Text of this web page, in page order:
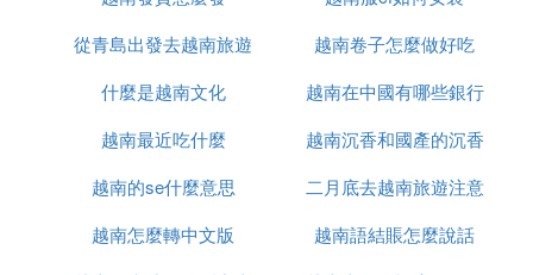
的士價格拼車十元一人，坐滿三到四人發
車，不拼車則三十元一輛車，車程大約三
辦理出入境手續：
在中國海關辦理出境手續。
越南和中國有一個小時的時差，越南關口
是早上七點到晚上十點。
出境後，在越南一側需要衛生檢測，並出
從青島出發去越南旅遊
怎麼辦
越南卷子怎麼做好吃
什麼是越南文化
越南在中國有哪些銀行
越南最近吃什麼
越南沉香和國產的沉香
什麼區別
越南的se什麼意思
二月底去越南旅遊注意
什麼
越南怎麼轉中文版
越南語結賬怎麼說話